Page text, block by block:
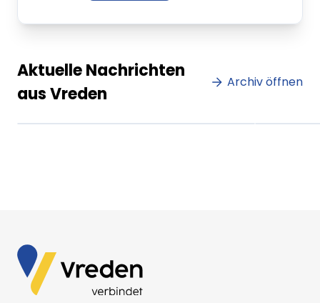
Aktuelle Nachrichten
aus Vreden
Archiv öffnen
Lorem ipsum Lorem ipsum